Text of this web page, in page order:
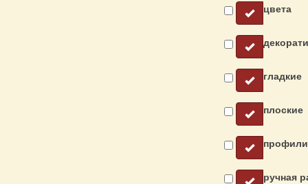
цвета
гладкие
плоские
ручная